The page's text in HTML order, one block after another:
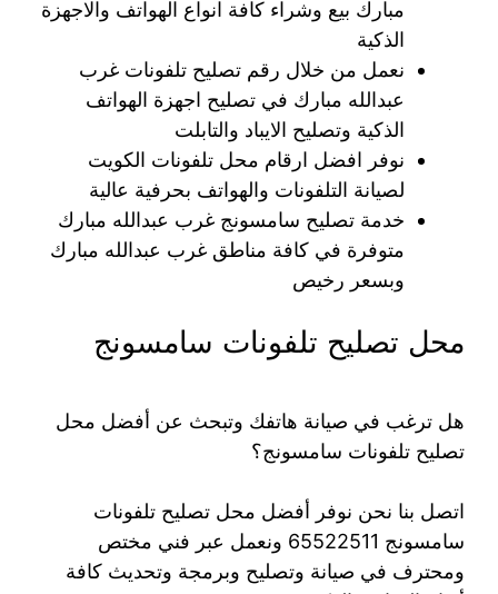
مبارك بيع وشراء كافة انواع الهواتف والاجهزة
الذكية
نعمل من خلال رقم تصليح تلفونات غرب
عبدالله مبارك في تصليح اجهزة الهواتف
الذكية وتصليح الايباد والتابلت
نوفر افضل ارقام محل تلفونات الكويت
لصيانة التلفونات والهواتف بحرفية عالية
خدمة تصليح سامسونج غرب عبدالله مبارك
متوفرة في كافة مناطق غرب عبدالله مبارك
وبسعر رخيص
محل تصليح تلفونات سامسونج
هل ترغب في صيانة هاتفك وتبحث عن أفضل محل
تصليح تلفونات سامسونج؟
اتصل بنا نحن نوفر أفضل محل تصليح تلفونات
سامسونج 65522511 ونعمل عبر فني مختص
ومحترف في صيانة وتصليح وبرمجة وتحديث كافة